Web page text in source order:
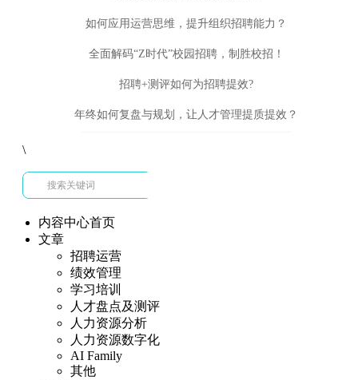
如何应用运营思维，提升组织招聘能力？
全面解码“Z时代”校园招聘，制胜校招！
招聘+测评如何为招聘提效?
年终如何复盘与规划，让人才管理提质提效？
\
内容中心首页
文章
招聘运营
绩效管理
学习培训
人才盘点及测评
人力资源分析
人力资源数字化
AI Family
其他